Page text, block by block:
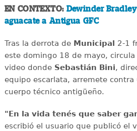
EN CONTEXTO: Dewinder
aguacate a Antigua GFC
Tras la derrota de Municipal 2-1
este domingo 18 de mayo,
video donde Sebastián Bini,
equipo escarlata, arremete
cuerpo técnico antigüeño.
"En la vida tenés que saber
escribió el usuario que publicó el